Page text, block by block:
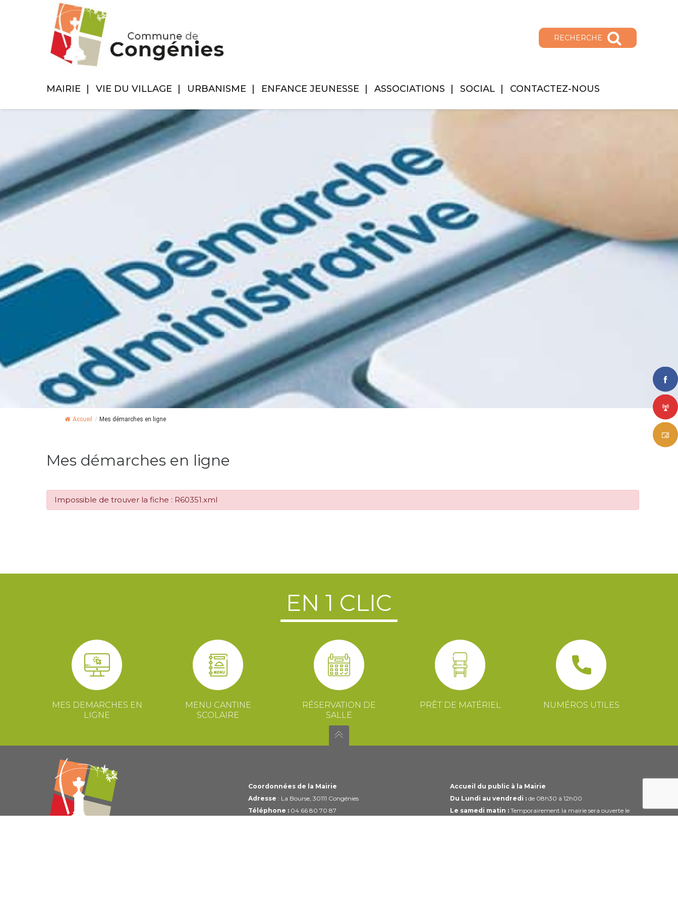
RECHERCHE
MAIRIE VIE DU VILLAGE URBANISME ENFANCE JEUNESSE ASSOCIATIONS SOCIAL CONTACTEZ-NOUS
Accueil / Mes démarches en ligne
Mes démarches en ligne
Impossible de trouver la fiche : R60351.xml
EN 1 CLIC
MES DEMARCHES EN
LIGNE
MENU CANTINE
SCOLAIRE
RÉSERVATION DE
SALLE
PRÊT DE MATÉRIEL NUMÉROS UTILES
Coordonnées de la Mairie
Adresse : La Bourse, 30111 Congénies
Téléphone :04 66 80 70 87
Accueil du public à la Mairie
Du Lundi au vendredi :de 08h30 à 12h00
Le samedi matin :Temporairement la mairie sera ouverte le